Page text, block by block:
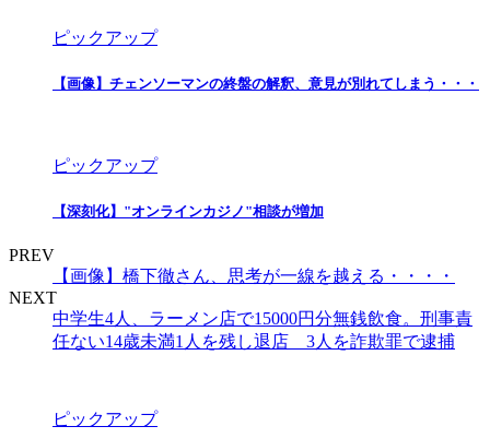
ピックアップ
【画像】チェンソーマンの終盤の解釈、意見が別れてしまう・・・
ピックアップ
【深刻化】"オンラインカジノ"相談が増加
PREV
【画像】橋下徹さん、思考が一線を越える・・・・
NEXT
中学生4人、ラーメン店で15000円分無銭飲食。刑事責
任ない14歳未満1人を残し退店 3人を詐欺罪で逮捕
ピックアップ